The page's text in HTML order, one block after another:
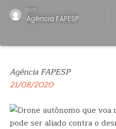
por
Agência FAPESP
Agência FAPESP
21/08/2020